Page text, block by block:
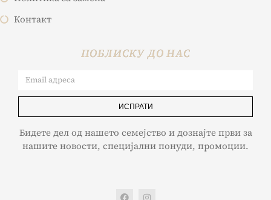
Контакт
ПОБЛИСКУ ДО НАС
ИСПРАТИ
Бидете дел од нашето семејство и дознајте први за
нашите новости, специјални понуди, промоции.